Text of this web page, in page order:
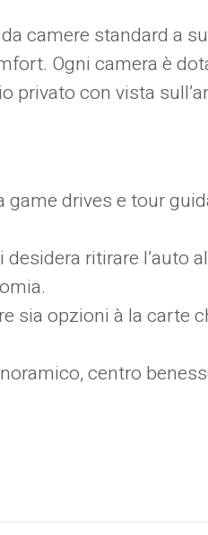
camere standard a
Ogni camera è
privato con vista
game drives e tour
ritirare l’auto
sia opzioni à la carte
centro